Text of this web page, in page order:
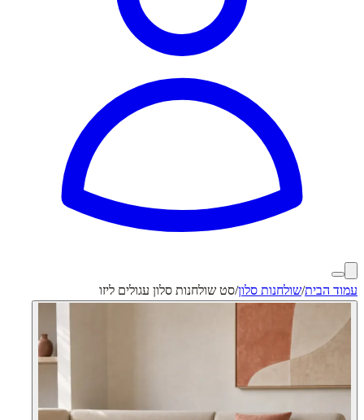
עמוד הבית/שולחנות סלון/סט שולחנות סלון עגולים ליזו